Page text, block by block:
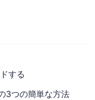
する
3つの簡単な方法